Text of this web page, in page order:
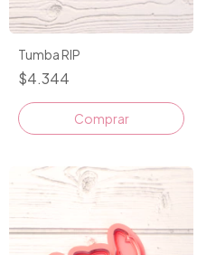
Tumba RIP
$4.344
Comprar